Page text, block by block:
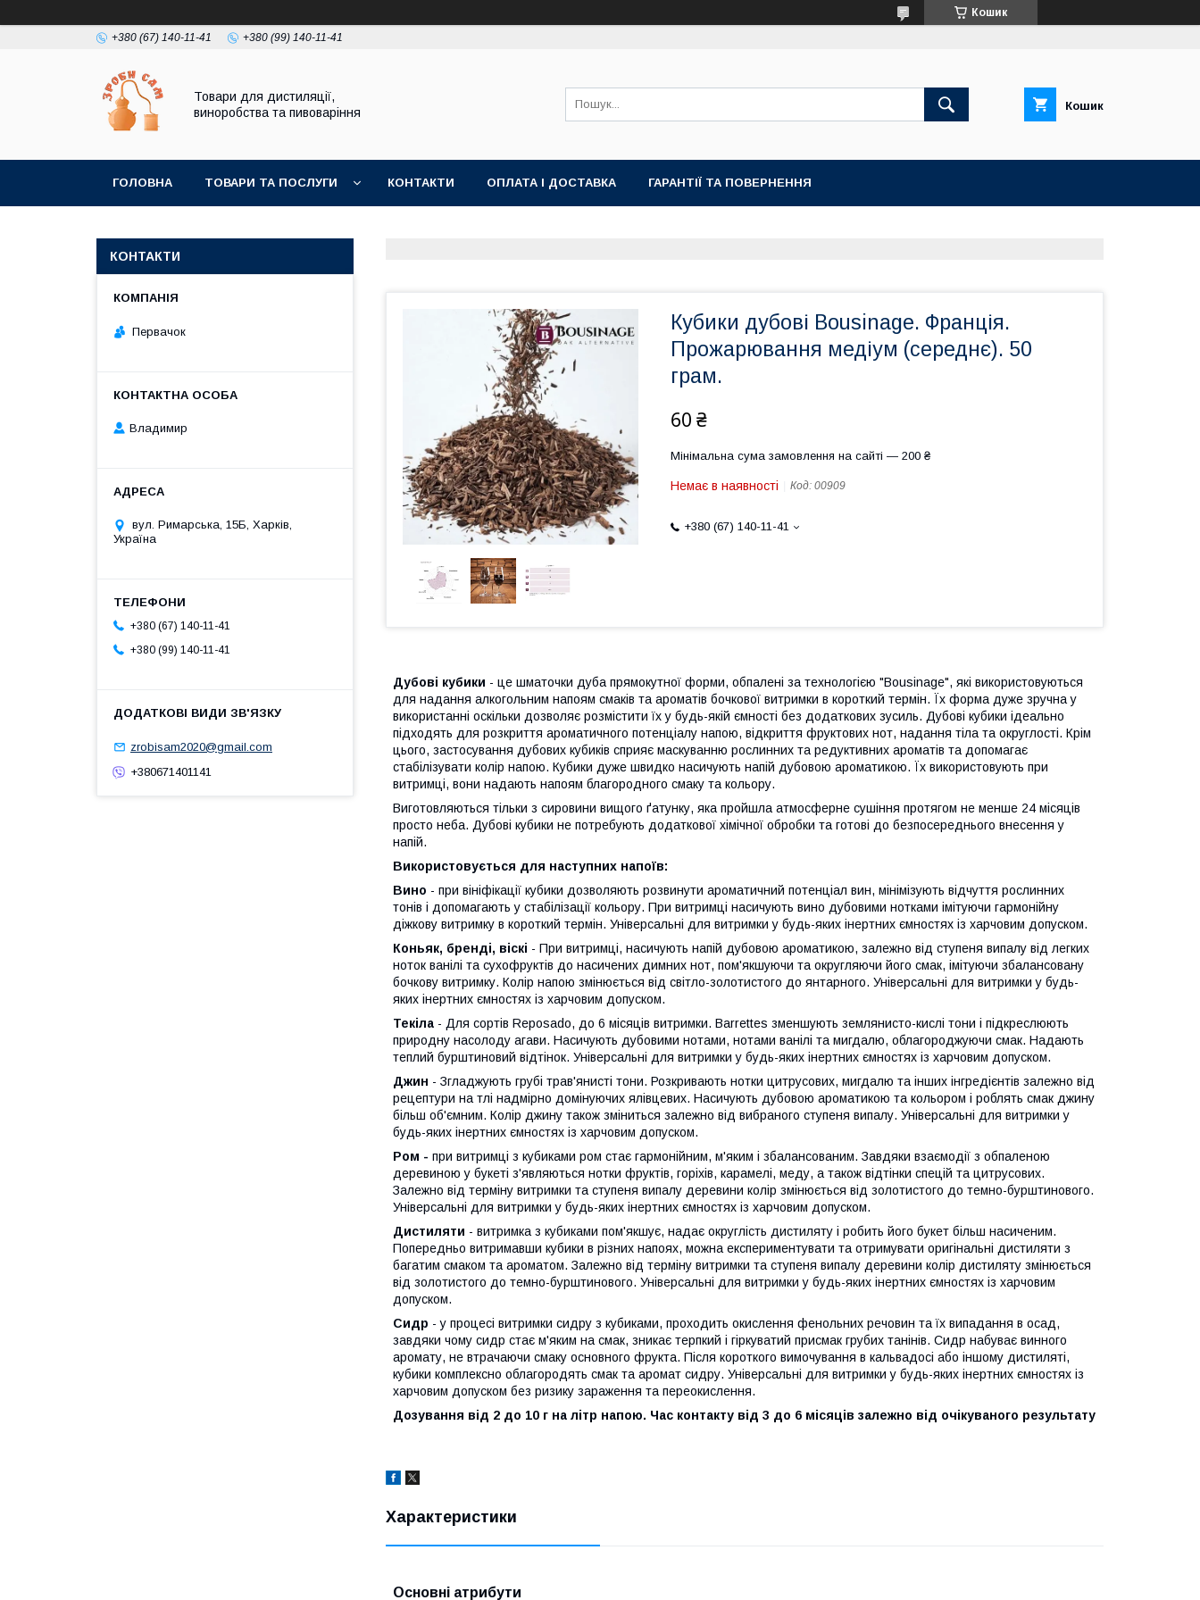
Кошик
+380 (67) 140-11-41 +380 (99) 140-11-41
Товари для дистиляції,
виноробства та пивоваріння
Кошик
ГОЛОВНА ТОВАРИ ТА ПОСЛУГИ КОНТАКТИ ОПЛАТА І ДОСТАВКА ГАРАНТІЇ ТА ПОВЕРНЕННЯ
Кубики дубові Bousinage. Франція.
Прожарювання медіум (середнє). 50
грам.
60 ₴
Мінімальна сума замовлення на сайті — 200 ₴
Немає в наявності Код: 00909
+380 (67) 140-11-41
Дубові кубики - це шматочки дуба прямокутної форми, обпалені за технологією "Bousinage", які використовуються
для надання алкогольним напоям смаків та ароматів бочкової витримки в короткий термін. Їх форма дуже зручна у
використанні оскільки дозволяє розмістити їх у будь-якій ємності без додаткових зусиль. Дубові кубики ідеально
підходять для розкриття ароматичного потенціалу напою, відкриття фруктових нот, надання тіла та округлості. Крім
цього, застосування дубових кубиків сприяє маскуванню рослинних та редуктивних ароматів та допомагає
стабілізувати колір напою. Кубики дуже швидко насичують напій дубовою ароматикою. Їх використовують при
витримці, вони надають напоям благородного смаку та кольору.
Виготовляються тільки з сировини вищого ґатунку, яка пройшла атмосферне сушіння протягом не менше 24 місяців
просто неба. Дубові кубики не потребують додаткової хімічної обробки та готові до безпосереднього внесення у
напій.
Використовується для наступних напоїв:
Вино - при вініфікації кубики дозволяють розвинути ароматичний потенціал вин, мінімізують відчуття рослинних
тонів і допомагають у стабілізації кольору. При витримці насичують вино дубовими нотками імітуючи гармонійну
діжкову витримку в короткий термін. Універсальні для витримки у будь-яких інертних ємностях із харчовим допуском.
Коньяк, бренді, віскі - При витримці, насичують напій дубовою ароматикою, залежно від ступеня випалу від легких
ноток ванілі та сухофруктів до насичених димних нот, пом'якшуючи та округляючи його смак, імітуючи збалансовану
бочкову витримку. Колір напою змінюється від світло-золотистого до янтарного. Універсальні для витримки у будь-
яких інертних ємностях із харчовим допуском.
Текіла - Для сортів Reposado, до 6 місяців витримки. Barrettes зменшують землянисто-кислі тони і підкреслюють
природну насолоду агави. Насичують дубовими нотами, нотами ванілі та мигдалю, облагороджуючи смак. Надають
теплий бурштиновий відтінок. Універсальні для витримки у будь-яких інертних ємностях із харчовим допуском.
Джин - Згладжують грубі трав'янисті тони. Розкривають нотки цитрусових, мигдалю та інших інгредієнтів залежно від
рецептури на тлі надмірно домінуючих ялівцевих. Насичують дубовою ароматикою та кольором і роблять смак джину
більш об'ємним. Колір джину також зміниться залежно від вибраного ступеня випалу. Універсальні для витримки у
будь-яких інертних ємностях із харчовим допуском.
Ром - при витримці з кубиками ром стає гармонійним, м'яким і збалансованим. Завдяки взаємодії з обпаленою
деревиною у букеті з'являються нотки фруктів, горіхів, карамелі, меду, а також відтінки спецій та цитрусових.
Залежно від терміну витримки та ступеня випалу деревини колір змінюється від золотистого до темно-бурштинового.
Універсальні для витримки у будь-яких інертних ємностях із харчовим допуском.
Дистиляти - витримка з кубиками пом'якшує, надає округлість дистиляту і робить його букет більш насиченим.
Попередньо витримавши кубики в різних напоях, можна експериментувати та отримувати оригінальні дистиляти з
багатим смаком та ароматом. Залежно від терміну витримки та ступеня випалу деревини колір дистиляту змінюється
від золотистого до темно-бурштинового. Універсальні для витримки у будь-яких інертних ємностях із харчовим
допуском.
Сидр - у процесі витримки сидру з кубиками, проходить окислення фенольних речовин та їх випадання в осад,
завдяки чому сидр стає м'яким на смак, зникає терпкий і гіркуватий присмак грубих танінів. Сидр набуває винного
аромату, не втрачаючи смаку основного фрукта. Після короткого вимочування в кальвадосі або іншому дистиляті,
кубики комплексно облагородять смак та аромат сидру. Універсальні для витримки у будь-яких інертних ємностях із
харчовим допуском без ризику зараження та переокислення.
Дозування від 2 до 10 г на літр напою. Час контакту від 3 до 6 місяців залежно від очікуваного результату
Характеристики
Основні атрибути
КОНТАКТИ
Первачок
Владимир
вул. Римарська, 15Б, Харків,
Україна
+380 (67) 140-11-41
+380 (99) 140-11-41
zrobisam2020@gmail.com
+380671401141